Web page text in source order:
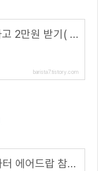
앱테크, 코인원 가입하고 2만원 받기( 초대 코드 : ATMJ36DR )
barista7.tistory.com
앱테크, MEXC 킥스타터 에어드랍 참여방법( 추천 코드 : 1LCc2 )